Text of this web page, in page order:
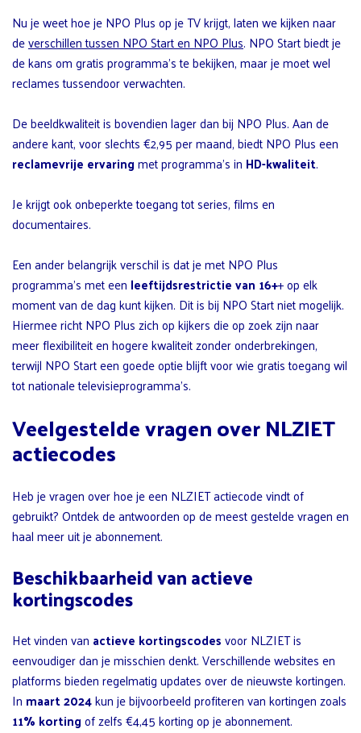
Nu je weet hoe je NPO Plus op je TV krijgt, laten we kijken naar
deverschillen tussen NPO Start en NPO Plus. NPO Start biedt je
de kans om gratis programma’s te bekijken, maar je moet wel
reclames tussendoor verwachten.
De beeldkwaliteit is bovendien lager dan bij NPO Plus. Aan de
andere kant, voor slechts €2,95 per maand, biedt NPO Plus een
reclamevrije ervaringmet programma’s in HD-kwaliteit.
Je krijgt ook onbeperkte toegang tot series, films en
documentaires.
Een ander belangrijk verschil is dat je met NPO Plus
programma’s met een leeftijdsrestrictie van 16++ op elk
moment van de dag kunt kijken. Dit is bij NPO Start niet mogelijk.
Hiermee richt NPO Plus zich op kijkers die op zoek zijn naar
meer flexibiliteit en hogere kwaliteit zonder onderbrekingen,
terwijl NPO Start een goede optie blijft voor wie gratis toegang wil
tot nationale televisieprogramma’s.
Veelgestelde vragen over NLZIET
actiecodes
Heb je vragen over hoe je een NLZIET actiecode vindt of
gebruikt? Ontdek de antwoorden op de meest gestelde vragen en
haal meer uit je abonnement.
Beschikbaarheid van actieve
kortingscodes
Het vinden van actieve kortingscodesvoor NLZIET is
eenvoudiger dan je misschien denkt. Verschillende websites en
platforms bieden regelmatig updates over de nieuwste kortingen.
In maart 2024kun je bijvoorbeeld profiteren van kortingen zoals
11% kortingof zelfs €4,45 korting op je abonnement.